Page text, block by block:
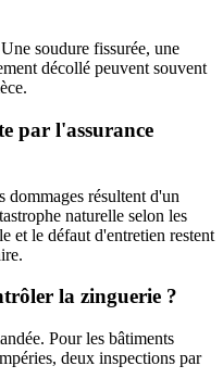
soudure fissurée, une
décollé peuvent souvent
par l'assurance
dommages résultent d'un
naturelle selon les
et le défaut d'entretien restent
la zinguerie ?
Pour les bâtiments
deux inspections par